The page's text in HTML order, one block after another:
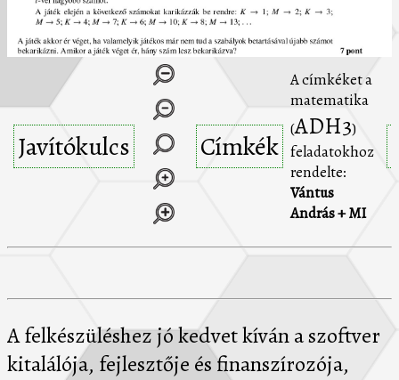
Javítókulcs Címkék
A címkéket a
matematika
(ADH3)
feladatokhoz
rendelte:
Vántus
András + MI
A felkészüléshez jó kedvet kíván a szoftver
kitalálója, fejlesztője és finanszírozója,